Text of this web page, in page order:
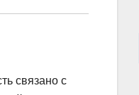
связано с